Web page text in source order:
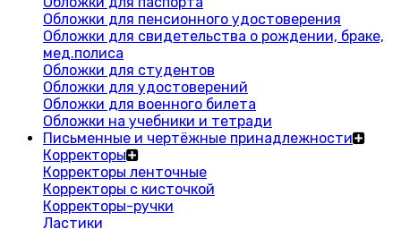
Обложки для пенсионного удостоверения
Обложки для свидетельства о рождении, браке,
мед.полиса
Обложки для студентов
Обложки для удостоверений
Обложки для военного билета
Обложки на учебники и тетради
Письменные и чертёжные принадлежности
Корректоры
Корректоры ленточные
Корректоры с кисточкой
Корректоры-ручки
Ластики